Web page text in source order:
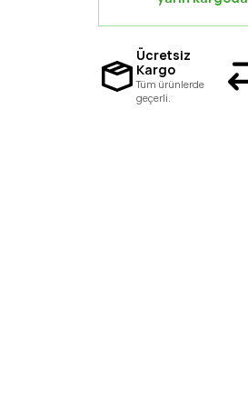
Ücretsiz
Kargo
Tüm ürünlerde
geçerli.